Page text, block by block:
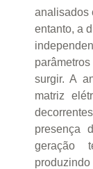
analisados
entanto, a
surgir. A
matriz
presença
geração